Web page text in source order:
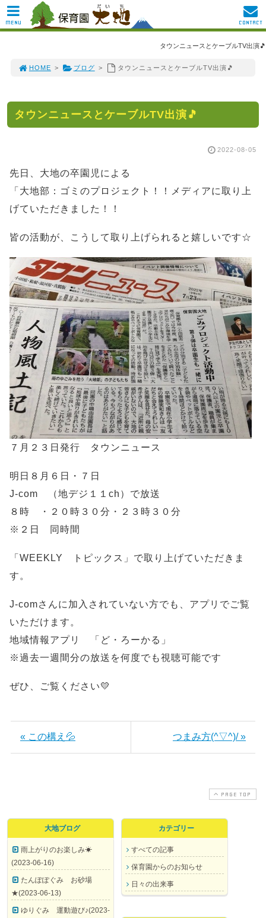
タウンニュースとケーブルTV出演🎵
HOME > ブログ > タウンニュースとケーブルTV出演🎵
タウンニュースとケーブルTV出演🎵
2022-08-05
先日、大地の卒園児による
「大地部：ゴミのプロジェクト！！メディアに取り上
げていただきました！！
皆の活動が、こうして取り上げられると嬉しいです☆
７月２３日発行 タウンニュース
明日８月６日・７日
J-com （地デジ１１ch）で放送
８時 ・２０時３０分・２３時３０分
※２日 同時間
「WEEKLY トピックス」で取り上げていただきま
す。
J-comさんに加入されていない方でも、アプリでご覧
いただけます。
地域情報アプリ 「ど・ろーかる」
※過去一週間分の放送を何度でも視聴可能です
ぜひ、ご覧ください💛
« この構え💦 つまみ方(^▽^)/ »
PAGE TOP
大地ブログ
雨上がりのお楽しみ☀
(2023-06-16)
たんぽぽぐみ お砂場
★(2023-06-13)
ゆりぐみ 運動遊び♪(2023-
カテゴリー
すべての記事
保育園からのお知らせ
日々の出来事
MENU CONTACT